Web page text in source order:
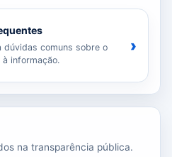
dúvidas comuns sobre o
informação.
›
na transparência pública.